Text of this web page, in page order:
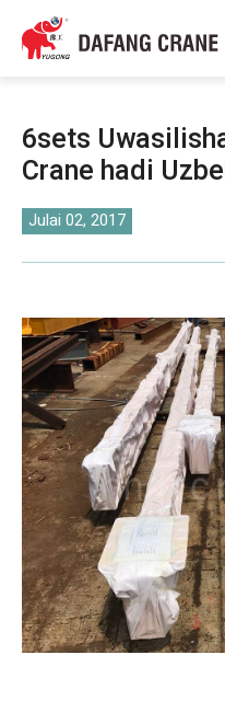
6sets
Crane hadi
Julai 02, 2017
हिन्दी
Bahasa Indonesia
简体中文
বাংলা
فارسی
Pilipino
Українська
Čeština
Беларуская мова
Dansk
Norsk
O‘zbekcha